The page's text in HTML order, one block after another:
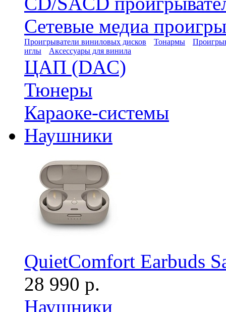
Сетевые медиа
Проигрыватели виниловых дисков Тонармы
иглы
Аксессуары для винила
ЦАП (DAC)
Тюнеры
Караоке-системы
Наушники
QuietComfort Earbuds
28 990 р.
Наушники